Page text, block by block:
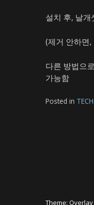
설치 후, 날
(제거 안하면
다른 방법으
가능함
Posted in TECH
Theme: